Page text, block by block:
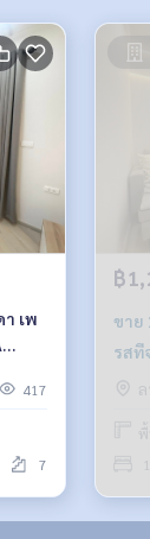
เพ
417
7
฿
ขาย 1
รสทีจ ล